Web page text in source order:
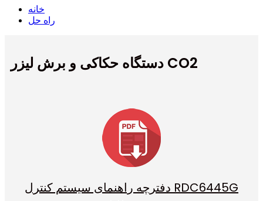
خانه
راه حل
دستگاه حکاکی و برش لیزر CO2
دفترچه راهنمای سیستم کنترل RDC6445G